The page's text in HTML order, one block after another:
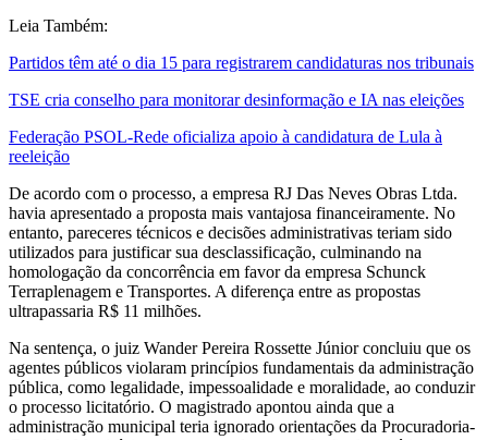
Leia Também:
Partidos têm até o dia 15 para registrarem candidaturas nos tribunais
TSE cria conselho para monitorar desinformação e IA nas eleições
Federação PSOL-Rede oficializa apoio à candidatura de Lula à
reeleição
De acordo com o processo, a empresa RJ Das Neves Obras Ltda.
havia apresentado a proposta mais vantajosa financeiramente. No
entanto, pareceres técnicos e decisões administrativas teriam sido
utilizados para justificar sua desclassificação, culminando na
homologação da concorrência em favor da empresa Schunck
Terraplenagem e Transportes. A diferença entre as propostas
ultrapassaria R$ 11 milhões.
Na sentença, o juiz Wander Pereira Rossette Júnior concluiu que os
agentes públicos violaram princípios fundamentais da administração
pública, como legalidade, impessoalidade e moralidade, ao conduzir
o processo licitatório. O magistrado apontou ainda que a
administração municipal teria ignorado orientações da Procuradoria-